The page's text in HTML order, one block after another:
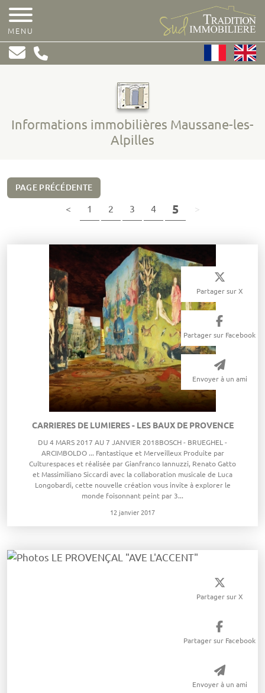
MENU
Informations immobilières Maussane-les-
Alpilles
PAGE PRÉCÉDENTE
<page précédente
1 (page courante)
2 3 4 5(page
>page suivante
Partager sur X
Partager sur Facebook
Envoyer à un ami
CARRIERES DE LUMIERES - LES BAUX DE PROVENCE
DU 4 MARS 2017 AU 7 JANVIER 2018​BOSCH - BRUEGHEL -
ARCIMBOLDO ... Fantastique et Merveilleux Produite par
Culturespaces et réalisée par Gianfranco Iannuzzi, Renato Gatto
et Massimiliano Siccardi avec la collaboration musicale de Luca
Longobardi, cette nouvelle création vous invite à explorer le
monde foisonnant peint par 3...
12 janvier 2017
Partager sur X
Partager sur Facebook
Envoyer à un ami